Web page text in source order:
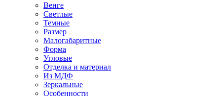
Венге
Светлые
Темные
Размер
Малогабаритные
Форма
Угловые
Отделка и материал
Из МДФ
Зеркальные
Особенности